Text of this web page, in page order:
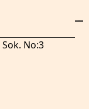
No:3